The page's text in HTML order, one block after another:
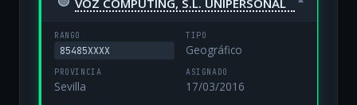
RANGO
85485XXXX
TIPO
Geográfico
PROVINCIA
Sevilla
ASIGNADO
17/03/2016